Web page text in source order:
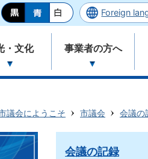
Foreign
・文化 事業者の方へ
議会にようこそ 市議会 会議の
会議の記録